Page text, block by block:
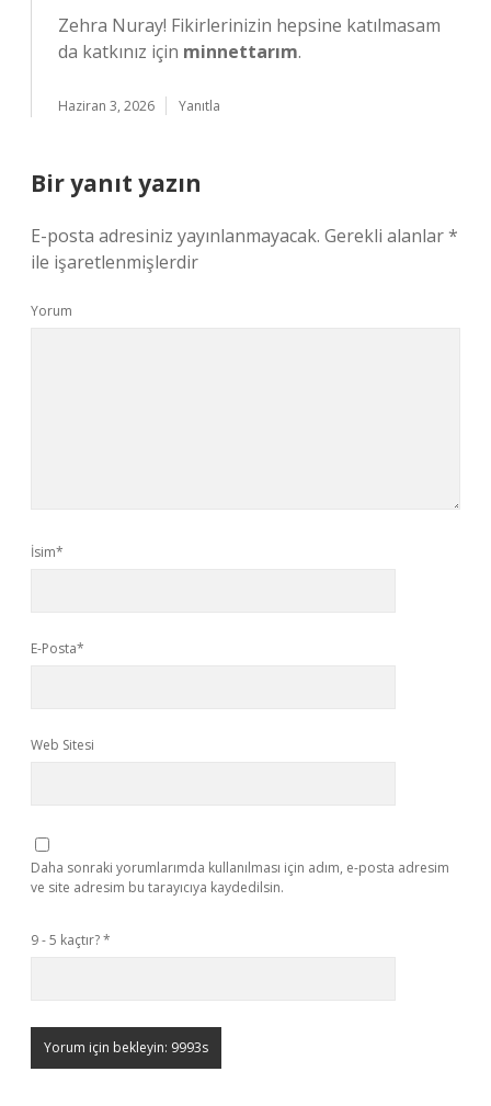
Zehra Nuray! Fikirlerinizin hepsine katılmasam
da katkınız için minnettarım.
Haziran 3, 2026 Yanıtla
Bir yanıt yazın
E-posta adresiniz yayınlanmayacak. Gerekli alanlar*
ile işaretlenmişlerdir
Yorum
İsim*
E-Posta*
Web Sitesi
Daha sonraki yorumlarımda kullanılması için adım, e-posta adresim
ve site adresim bu tarayıcıya kaydedilsin.
9 - 5 kaçtır?*